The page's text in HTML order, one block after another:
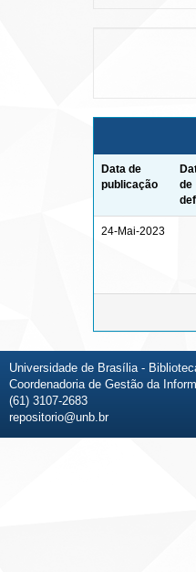
Data de
publicação
de
24-Mai-2023
Universidade de Brasília -
Coordenadoria de Gestão da
(61) 3107-2683
repositorio@unb.br